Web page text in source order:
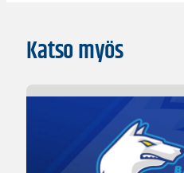
Katso myös